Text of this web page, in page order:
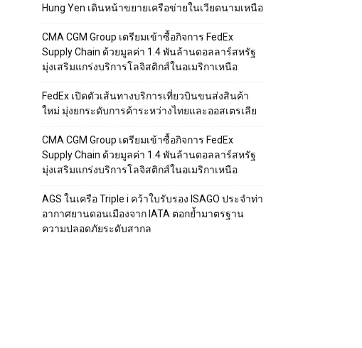
Hung Yen เดินหน้าขยายเครือข่ายในเวียดนามเหนือ
CMA CGM Group เตรียมเข้าซื้อกิจการ FedEx
Supply Chain ด้วยมูลค่า 1.4 พันล้านดอลลาร์สหรัฐ
มุ่งเสริมแกร่งบริการโลจิสติกส์ในอเมริกาเหนือ
FedEx เปิดตัวเส้นทางบริการเที่ยวบินขนส่งสินค้า
ใหม่ มุ่งยกระดับการค้าระหว่างไทยและออสเตรเลีย
CMA CGM Group เตรียมเข้าซื้อกิจการ FedEx
Supply Chain ด้วยมูลค่า 1.4 พันล้านดอลลาร์สหรัฐ
มุ่งเสริมแกร่งบริการโลจิสติกส์ในอเมริกาเหนือ
AGS ในเครือ Triple i คว้าใบรับรอง ISAGO ประจำท่า
อากาศยานดอนเมืองจาก IATA ตอกย้ำมาตรฐาน
ความปลอดภัยระดับสากล